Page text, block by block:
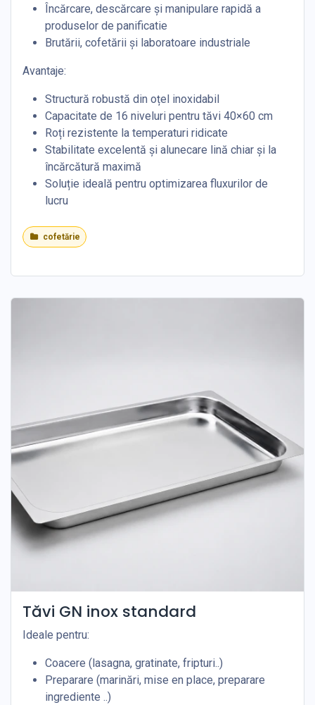
Încărcare, descărcare și manipulare rapidă a
produselor de panificatie
Brutării, cofetării și laboratoare industriale
Avantaje:
Structură robustă din oțel inoxidabil
Capacitate de 16 niveluri pentru tăvi 40×60 cm
Roți rezistente la temperaturi ridicate
Stabilitate excelentă și alunecare lină chiar și la
încărcătură maximă
Soluție ideală pentru optimizarea fluxurilor de
lucru
cofetărie
Tăvi GN inox standard
Ideale pentru:
Coacere (lasagna, gratinate, fripturi..)
Preparare (marinări, mise en place, preparare
ingrediente ..)